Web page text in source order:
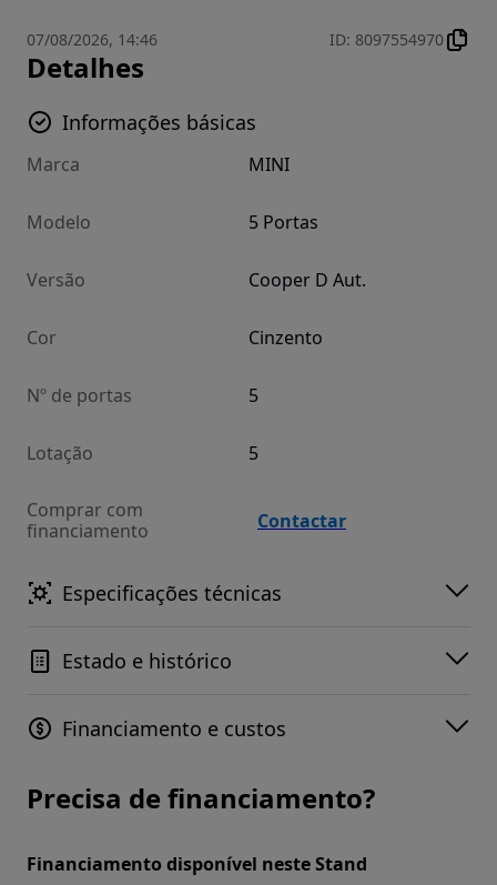
07/08/2026, 14:46 ID: 8097554970
Detalhes
Informações básicas
Marca MINI
Modelo 5 Portas
Versão Cooper D Aut.
Cor Cinzento
Nº de portas 5
Lotação 5
Comprar com
financiamento
Contactar
Especificações técnicas
Estado e histórico
Financiamento e custos
Precisa de financiamento?
Financiamento disponível neste Stand